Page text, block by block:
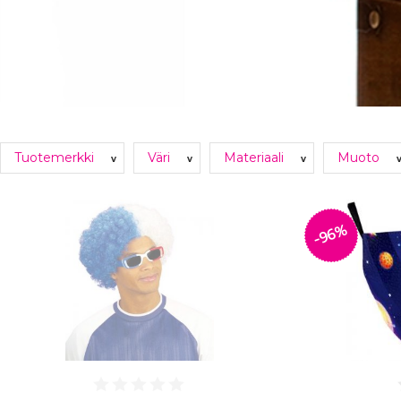
Tuotemerkki v Väri v Materiaali v Muoto v
-96%